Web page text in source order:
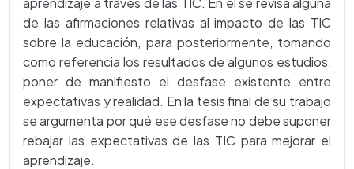
de las afirmaciones relativas al impacto de las TIC
sobre la educación, para posteriormente, tomando
como referencia los resultados de algunos estudios,
poner de manifiesto el desfase existente entre
expectativas y realidad. En la tesis final de su trabajo
se argumenta por qué ese desfase no debe suponer
rebajar las expectativas de las TIC para mejorar el
aprendizaje.